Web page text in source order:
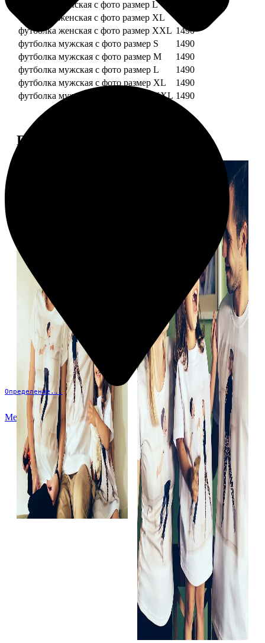
Определение...
Меню
футболка женская с фото размер L
футболка женская с фото размер XL
футболка женская с фото размер XXL 1490
футболка мужская с фото размер S
1490
футболка мужская с фото размер M
1490
футболка мужская с фото размер L
1490
футболка мужская с фото размер XL
1490
футболка мужская с фото размер XXL 1490
Примеры работ